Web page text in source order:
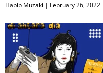
Habib Muzaki February 26, 2022